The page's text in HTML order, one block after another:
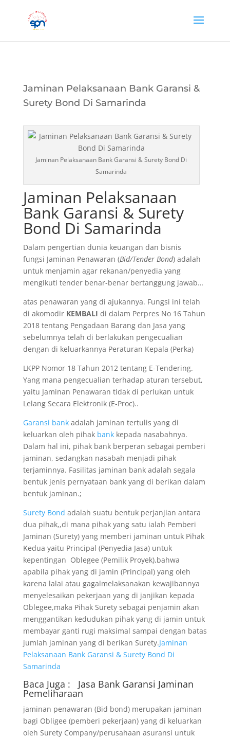
Jaminan Pelaksanaan Bank Garansi &
Surety Bond Di Samarinda
Jaminan Pelaksanaan Bank Garansi & Surety Bond Di
Samarinda
Jaminan Pelaksanaan
Bank Garansi & Surety
Bond Di Samarinda
Dalam pengertian dunia keuangan dan bisnis
fungsi Jaminan Penawaran (Bid/Tender Bond) adalah
untuk menjamin agar rekanan/penyedia yang
mengikuti tender benar-benar bertanggung jawab…
atas penawaran yang di ajukannya. Fungsi ini telah
di akomodir KEMBALI di dalam Perpres No 16 Tahun
2018 tentang Pengadaan Barang dan Jasa yang
sebelumnya telah di berlakukan pengecualian
dengan di keluarkannya Peraturan Kepala (Perka)
LKPP Nomor 18 Tahun 2012 tentang E-Tendering.
Yang mana pengecualian terhadap aturan tersebut,
yaitu Jaminan Penawaran tidak di perlukan untuk
Lelang Secara Elektronik (E-Proc)..
Garansi bankadalah jaminan tertulis yang di
keluarkan oleh pihak bankkepada nasabahnya.
Dalam hal ini, pihak bank berperan sebagai pemberi
jaminan, sedangkan nasabah menjadi pihak
terjaminnya. Fasilitas jaminan bank adalah segala
bentuk jenis pernyataan bank yang di berikan dalam
bentuk jaminan.;
Surety Bond adalah suatu bentuk perjanjian antara
dua pihak,,di mana pihak yang satu ialah Pemberi
Jaminan (Surety) yang memberi jaminan untuk Pihak
Kedua yaitu Principal (Penyedia Jasa) untuk
kepentingan Oblegee (Pemilik Proyek),bahwa
apabila pihak yang di jamin (Principal) yang oleh
karena lalai atau gagalmelaksanakan kewajibannya
menyelesaikan pekerjaan yang di janjikan kepada
Oblegee,maka Pihak Surety sebagai penjamin akan
menggantikan kedudukan pihak yang di jamin untuk
membayar ganti rugi maksimal sampai dengan batas
jumlah jaminan yang di berikan Surety.Jaminan
Pelaksanaan Bank Garansi & Surety Bond Di
Samarinda
Baca Juga : Jasa Bank Garansi Jaminan
Pemeliharaan
jaminan penawaran (Bid bond) merupakan jaminan
bagi Obligee (pemberi pekerjaan) yang di keluarkan
oleh Surety Company/perusahaan asuransi untuk